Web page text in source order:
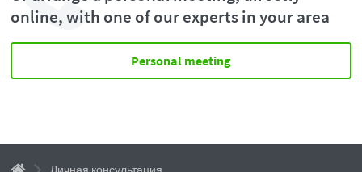
online, with one of our experts in your area
Personal meeting